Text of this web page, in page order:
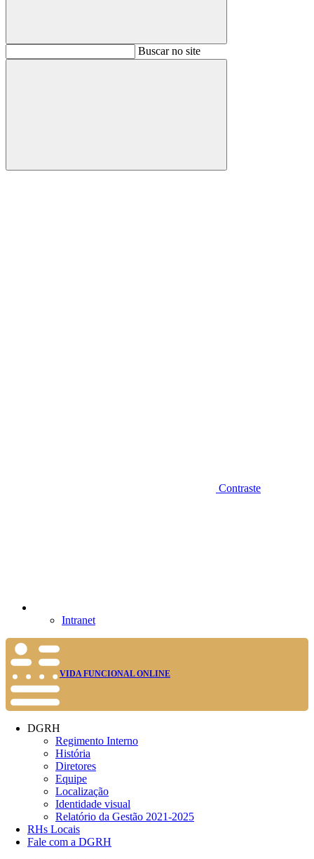
BuscarBuscar no site
Buscar
Contraste
Intranet
VIDA FUNCIONAL ONLINE
DGRH
Regimento Interno
História
Diretores
Equipe
Localização
Identidade visual
Relatório da Gestão 2021-2025
RHs Locais
Fale com a DGRH